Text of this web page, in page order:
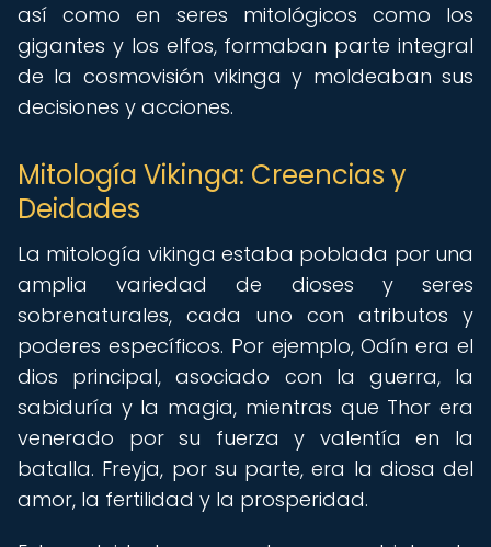
así como en seres mitológicos como los
gigantes y los elfos, formaban parte integral
de la cosmovisión vikinga y moldeaban sus
decisiones y acciones.
Mitología Vikinga: Creencias y
Deidades
La mitología vikinga estaba poblada por una
amplia variedad de dioses y seres
sobrenaturales, cada uno con atributos y
poderes específicos. Por ejemplo, Odín era el
dios principal, asociado con la guerra, la
sabiduría y la magia, mientras que Thor era
venerado por su fuerza y valentía en la
batalla. Freyja, por su parte, era la diosa del
amor, la fertilidad y la prosperidad.